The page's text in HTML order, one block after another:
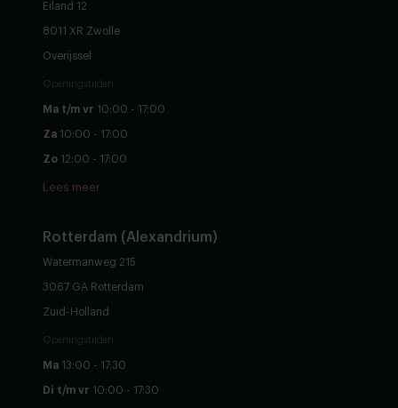
Eiland 12
8011 XR Zwolle
Overijssel
Openingstijden
Ma t/m vr 10:00 - 17:00
Za 10:00 - 17:00
Zo 12:00 - 17:00
Lees meer
Rotterdam (Alexandrium)
Watermanweg 215
3067 GA Rotterdam
Zuid-Holland
Openingstijden
Ma 13:00 - 17:30
Di t/m vr 10:00 - 17:30